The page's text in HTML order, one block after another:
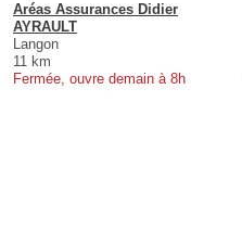
Aréas Assurances Didier
AYRAULT
Langon
11 km
Fermée, ouvre demain à 8h